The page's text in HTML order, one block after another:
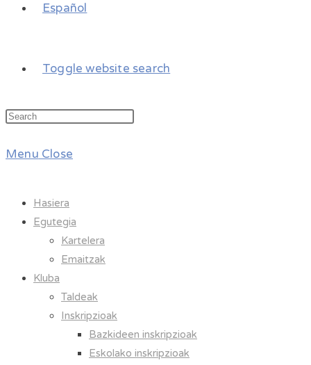
Español
Toggle website search
Menu Close
Hasiera
Egutegia
Kartelera
Emaitzak
Kluba
Taldeak
Inskripzioak
Bazkideen inskripzioak
Eskolako inskripzioak